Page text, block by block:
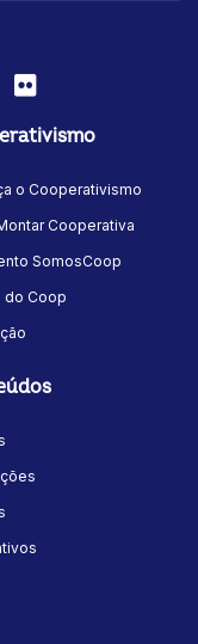
X
o Cooperativismo
Cooperativa
SomosCoop
do Coop